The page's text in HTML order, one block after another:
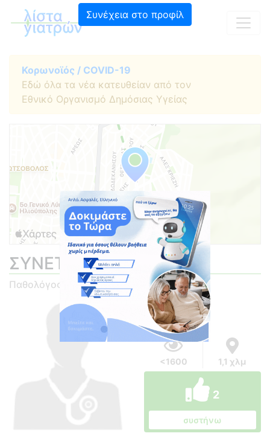
Συνέχεια στο προφίλ
Κορωνοϊός / COVID-19
Εδώ όλα τα νέα κατευθείαν από τον
Εθνικό Οργανισμό Δημόσιας Υγείας
ΣΥΝΕΤΟΣ ΓΕΩΡΓΙΟΣ
Παθολόγος
<1600 1,1 χλμ
2
συστήνω